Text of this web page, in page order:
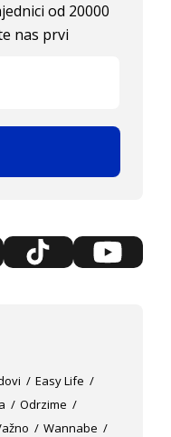
od 20000
nas prvi
Easy Life
Odrzime
Wannabe